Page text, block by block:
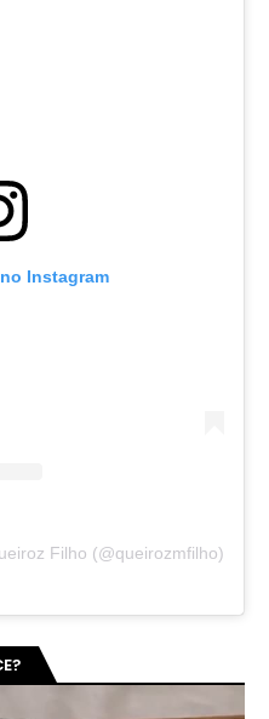
Instagram
Filho (@queirozmfilho)